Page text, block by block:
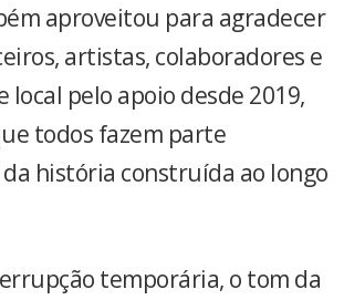
aproveitou para agradecer
artistas, colaboradores e
local pelo apoio desde 2019,
todos fazem parte
história construída ao longo
temporária, o tom da